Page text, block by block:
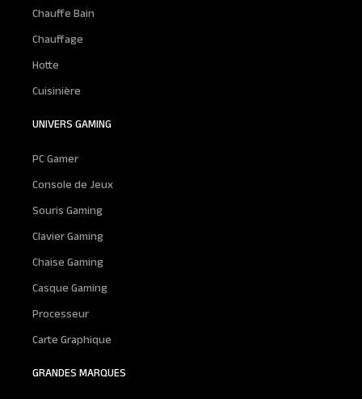
Chauffe Bain
Chauffage
Hotte
Cuisinière
UNIVERS GAMING
PC Gamer
Console de Jeux
Souris Gaming
Clavier Gaming
Chaise Gaming
Casque Gaming
Processeur
Carte Graphique
GRANDES MARQUES